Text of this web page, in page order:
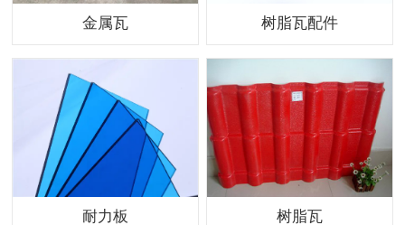
金属瓦 树脂瓦配件
耐力板 树脂瓦